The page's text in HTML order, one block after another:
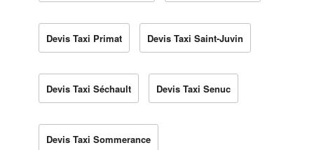
Devis Taxi Primat Devis Taxi Saint-Juvin
Devis Taxi Séchault Devis Taxi Senuc
Devis Taxi Sommerance